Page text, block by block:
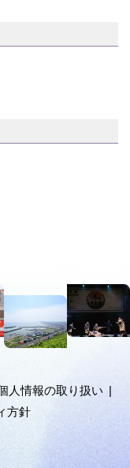
人情報の取り扱い
方針